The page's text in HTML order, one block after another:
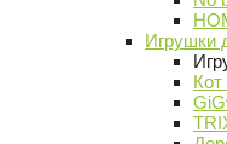
Игрушки
Кот